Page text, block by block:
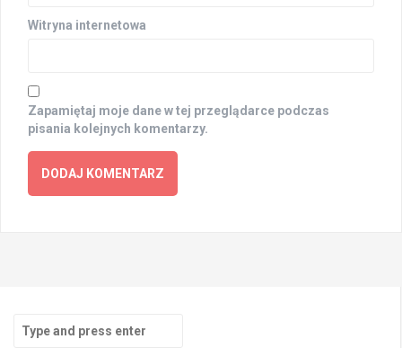
Witryna internetowa
Zapamiętaj moje dane w tej przeglądarce podczas
pisania kolejnych komentarzy.
for: